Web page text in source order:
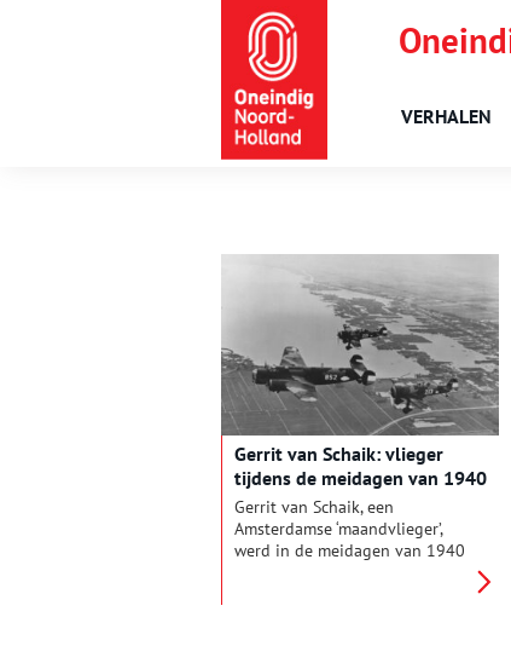
VERHALEN
Gerrit van Schaik: vlieger
tijdens de meidagen van 1940
Gerrit van Schaik, een
Amsterdamse ‘maandvlieger’,
werd in de meidagen van 1940